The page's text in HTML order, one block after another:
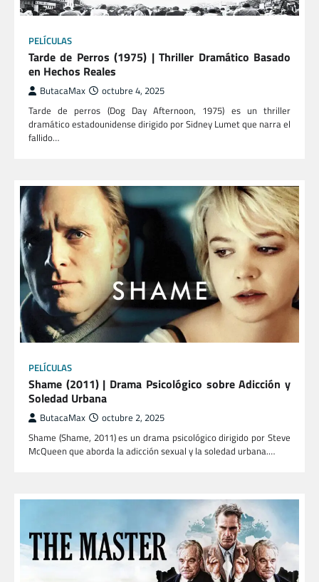
PELÍCULAS
Tarde de Perros (1975) | Thriller Dramático Basado
en Hechos Reales
ButacaMax octubre 4, 2025
Tarde de perros (Dog Day Afternoon, 1975) es un thriller
dramático estadounidense dirigido por Sidney Lumet que narra el
fallido…
PELÍCULAS
Shame (2011) | Drama Psicológico sobre Adicción y
Soledad Urbana
ButacaMax octubre 2, 2025
Shame (Shame, 2011) es un drama psicológico dirigido por Steve
McQueen que aborda la adicción sexual y la soledad urbana.…